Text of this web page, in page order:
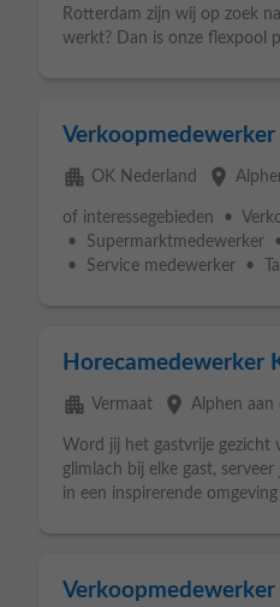
Rotterdam zijn wij op zoek
werkt? Dan is onze flexpool
apartment OK Nederland place
of interessegebieden •
• Supermarktmedewerker
• Service medewerker •
Horecamedewerker
apartment Vermaat place Alphen aan
Word jij het gastvrije gezicht
glimlach bij elke gast,
in een inspirerende omgeving